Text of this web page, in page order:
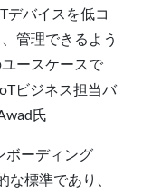
デバイスを低コ
管理できるよう
ースケースで
ビジネス担当バ
氏
ボーディング
標準であり、